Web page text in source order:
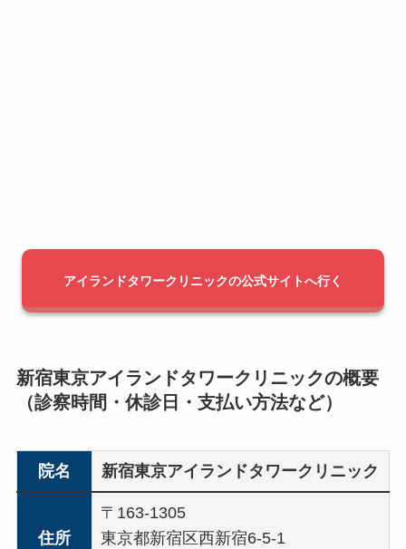
アイランドタワークリニックの公式サイトへ行く
新宿東京アイランドタワークリニックの概要
（診察時間・休診日・支払い方法など）
院名 新宿東京アイランドタワークリニック
住所
〒163-1305
東京都新宿区西新宿6-5-1